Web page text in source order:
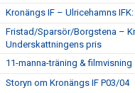
Kronängs IF – Ulricehamns
Fristad/Sparsör/Borgstena –
Underskattningens pris
11-manna-träning & filmvisning
Storyn om Kronängs IF P03/04